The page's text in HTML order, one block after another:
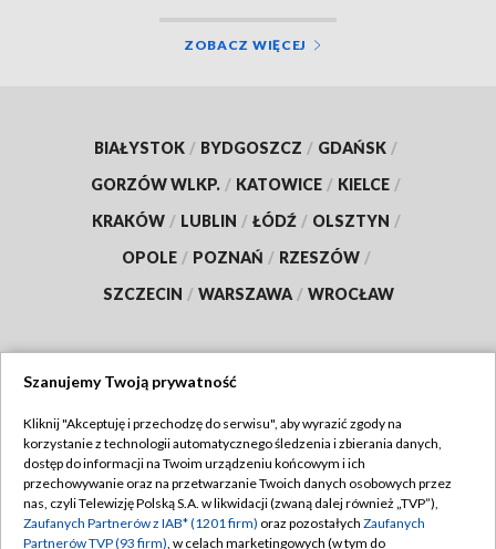
ZOBACZ WIĘCEJ
BIAŁYSTOK / BYDGOSZCZ / GDAŃSK /
GORZÓW WLKP. / KATOWICE / KIELCE /
KRAKÓW / LUBLIN / ŁÓDŹ / OLSZTYN /
OPOLE / POZNAŃ / RZESZÓW /
SZCZECIN / WARSZAWA / WROCŁAW
TVP
Abonament TVP
Emisja w TVP
Regulamin TVP
Polityka prywatności
Szanujemy Twoją prywatność
Kliknij "Akceptuję i przechodzę do serwisu", aby wyrazić zgody na
korzystanie z technologii automatycznego śledzenia i zbierania danych,
dostęp do informacji na Twoim urządzeniu końcowym i ich
przechowywanie oraz na przetwarzanie Twoich danych osobowych przez
nas, czyli Telewizję Polską S.A. w likwidacji (zwaną dalej również „TVP”),
Zaufanych Partnerów z IAB* (1201 firm) oraz pozostałych Zaufanych
Partnerów TVP (93 firm), w celach marketingowych (w tym do